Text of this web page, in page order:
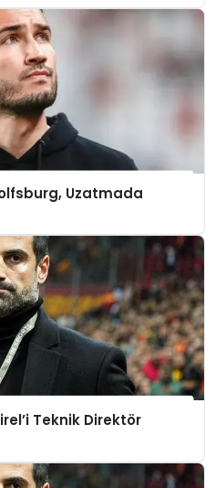
Uzatmada
Teknik Direktör